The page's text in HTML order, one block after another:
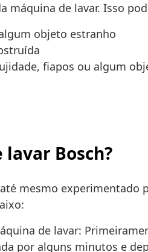
máquina de lavar. Isso
objeto estranho
fiapos ou algum
Bosch?
mesmo experimentado
de lavar:
por alguns minutos e